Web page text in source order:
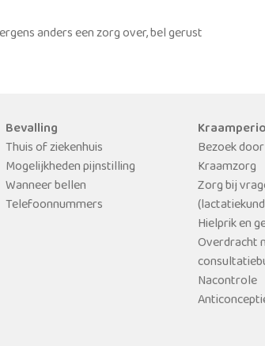
anders een zorg over, bel gerust
Bevalling
Thuis of ziekenhuis
Mogelijkheden pijnstilling
Wanneer bellen
Telefoonnummers
Bezoek
Kraamzorg
Zorg bij
Hielprik en
Overdracht
Nacontrole